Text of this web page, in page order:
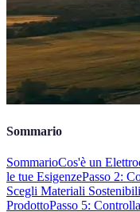
Sommario
SommarioCos'è un
le tue EsigenzePasso 2:
Scegli Materiali Sostenibili
ProdottoPasso 5: